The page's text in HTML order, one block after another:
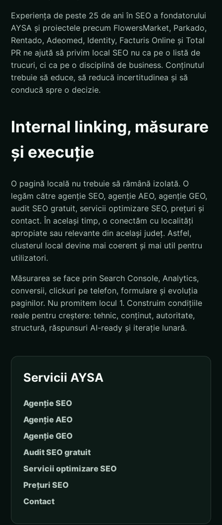
Experiența de peste 25 de ani în SEO a fondatorului
AYSA și proiectele precum FlowersMarket, Parkado,
Rentado, Adeomed, Identity, Facturis Online și Total
PR ne ajută să privim local SEO nu ca pe o listă de
trucuri, ci ca pe o disciplină de business. Conținutul
trebuie să educe, să reducă incertitudinea și să
conducă spre o decizie.
Internal linking, măsurare
și execuție
O pagină locală nu trebuie să rămână izolată. O
legăm către agenție SEO, agenție AEO, agenție GEO,
audit SEO gratuit, servicii optimizare SEO, prețuri și
contact. În același timp, o conectăm cu localități
apropiate sau relevante din același județ. Astfel,
clusterul local devine mai coerent și mai util pentru
utilizatori.
Măsurarea se face prin Search Console, Analytics,
conversii, clickuri pe telefon, formulare și evoluția
paginilor. Nu promitem locul 1. Construim condițiile
reale pentru creștere: tehnic, conținut, autoritate,
structură, răspunsuri AI-ready și iterație lunară.
Servicii AYSA
Agenție SEO
Agenție AEO
Agenție GEO
Audit SEO gratuit
Servicii optimizare SEO
Prețuri SEO
Contact